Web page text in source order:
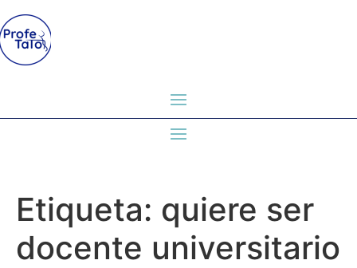
Etiqueta: quiere ser
docente universitario